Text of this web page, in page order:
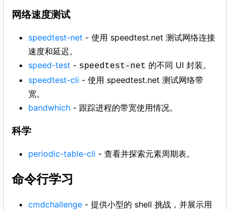
网络速度测试
speedtest-net - 使用 speedtest.net 测试网络连接
速度和延迟。
speed-test - speedtest-net 的不同 UI 封装。
speedtest-cli - 使用 speedtest.net 测试网络带
宽。
bandwhich - 跟踪进程的带宽使用情况。
科学
periodic-table-cli - 查看并探索元素周期表。
命令行学习
cmdchallenge - 提供小型的 shell 挑战，并展示用